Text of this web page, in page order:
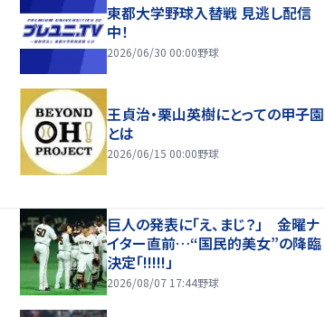
東都大学野球入替戦 見逃し配信
中！
2026/06/30 00:00野球
王貞治・栗山英樹にとっての甲子園
とは
2026/06/15 00:00野球
巨人の発表に「え、まじ？」 金曜ナ
イター直前…“国民的美女”の降臨
決定「!!!!!」
2026/08/07 17:44野球